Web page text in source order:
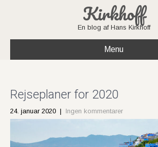
Kirkhoff
En blog af Hans Kirkhoff
Menu
Rejseplaner for 2020
24. januar 2020 | Ingen kommentarer